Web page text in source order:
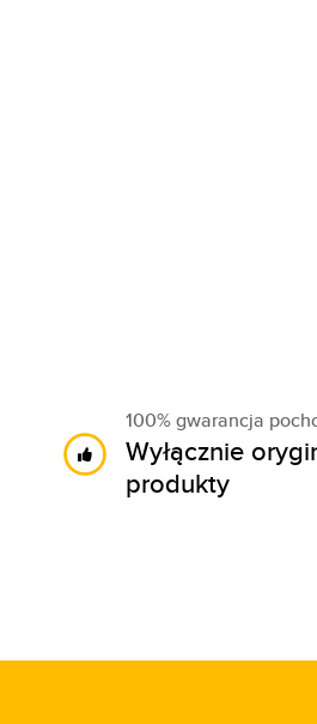
100% gwarancja
Wyłącznie
produkty